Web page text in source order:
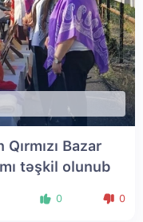
Bazar
təşkil olunub
0 0